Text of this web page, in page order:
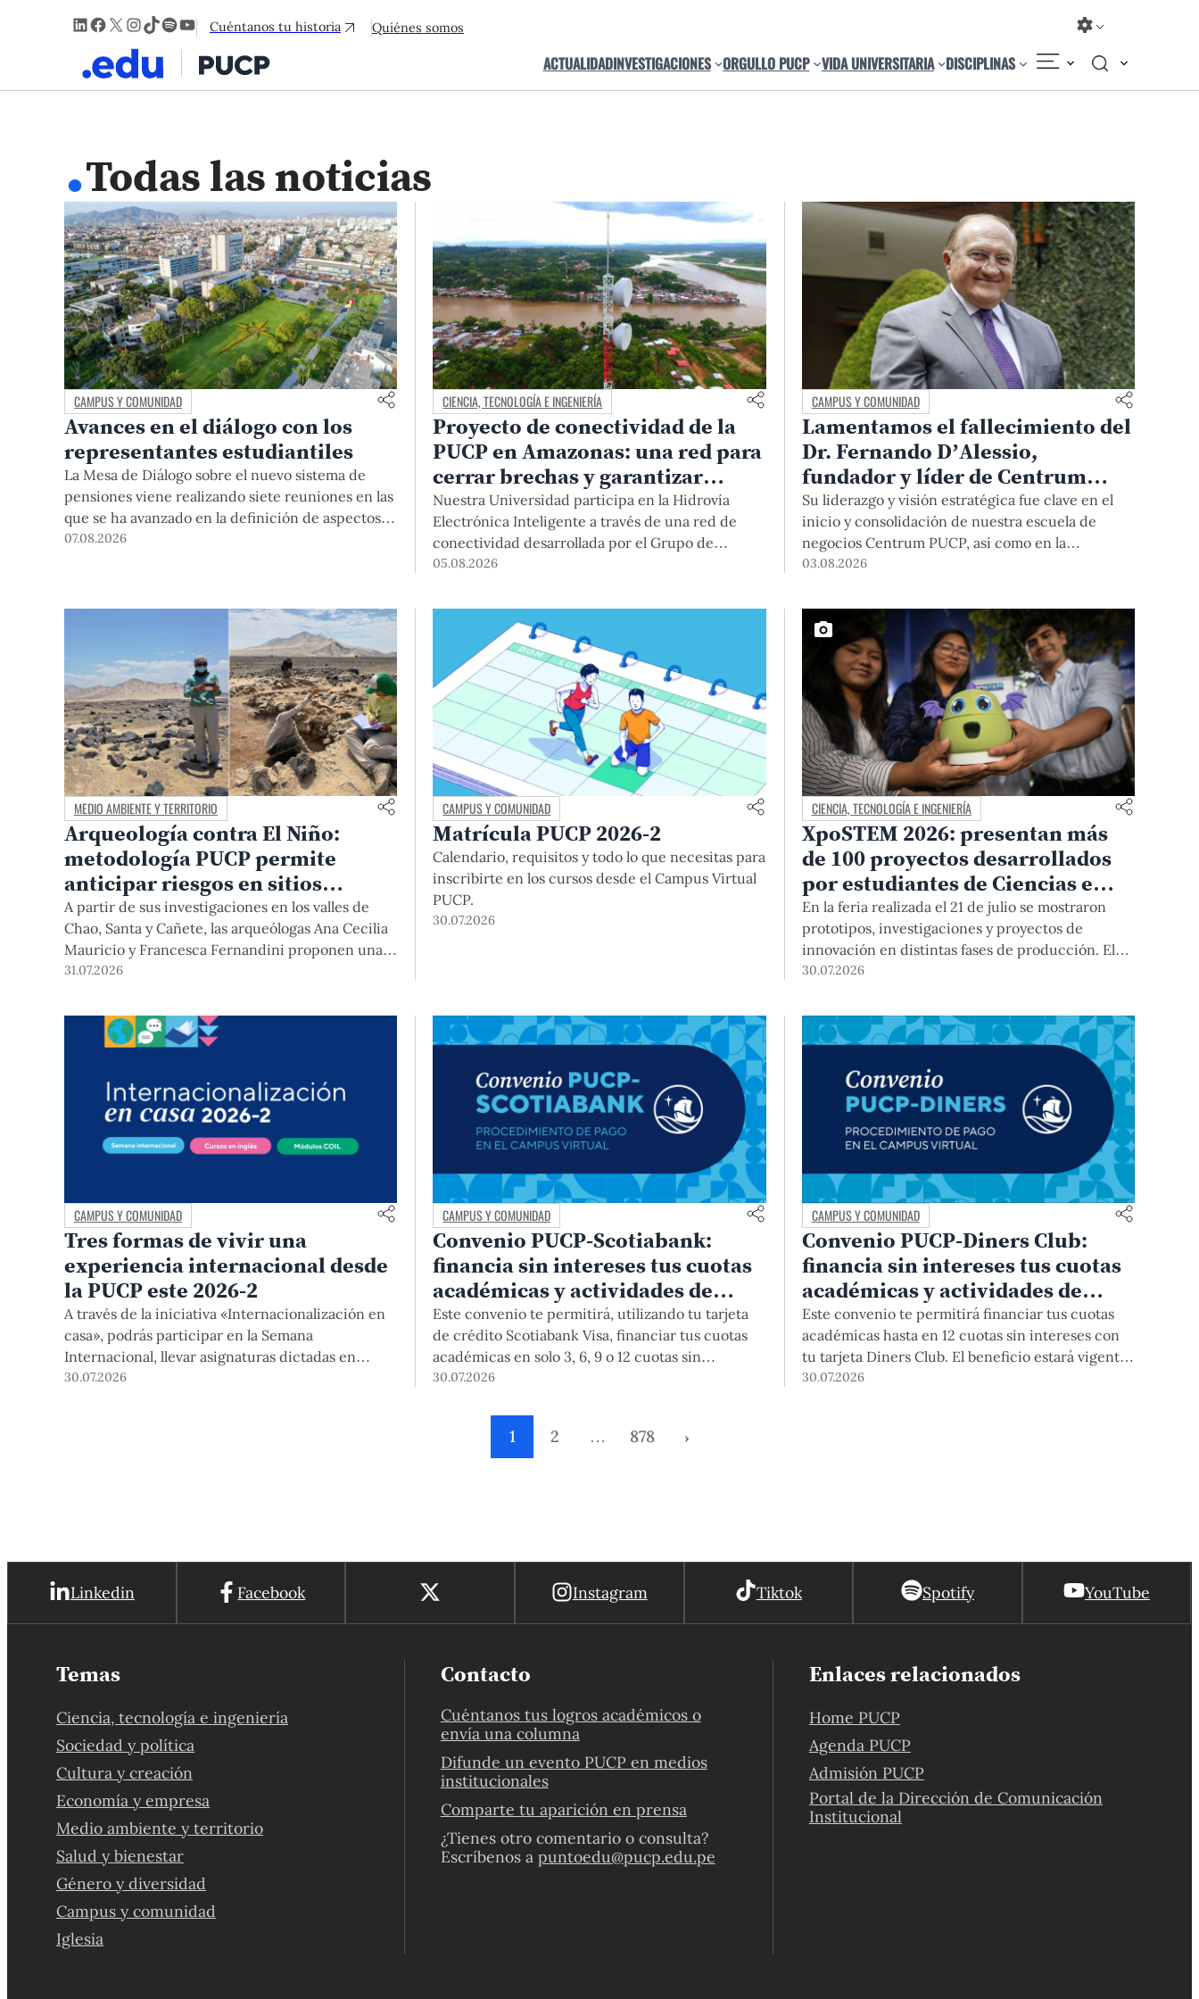
LinkedIn
Facebook
X Instagram
TikTok
Spotify
YouTube
Cuéntanos tu historia Quiénes somos
ACTUALIDADINVESTIGACIONES ORGULLO PUCP VIDA UNIVERSITARIA DISCIPLINAS
.Todas las noticias
CAMPUS Y COMUNIDAD
Avances en el diálogo con los
representantes estudiantiles
La Mesa de Diálogo sobre el nuevo sistema de
pensiones viene realizando siete reuniones en las
que se ha avanzado en la definición de aspectos
clave para su desarrollo.
07.08.2026
CIENCIA, TECNOLOGÍA E INGENIERÍA
Proyecto de conectividad de la
PUCP en Amazonas: una red para
cerrar brechas y garantizar
derechos
Nuestra Universidad participa en la Hidrovía
Electrónica Inteligente a través de una red de
conectividad desarrollada por el Grupo de
Telecomunicaciones Rurales (GTR-PUCP) desde
desarrollo de esta red, sus aportes a la salud y la
educación de la zona, así como los alcances de la
intervención de la PUCP en el proyecto.
05.08.2026
CAMPUS Y COMUNIDAD
Lamentamos el fallecimiento del
Dr. Fernando D’Alessio,
fundador y líder de Centrum
PUCP
Su liderazgo y visión estratégica fue clave en el
inicio y consolidación de nuestra escuela de
negocios Centrum PUCP, así como en la
formación de profesionales empresariales
Universidad agradece el aporte del vicealmirante
AP (r) Dr. Fernando D'Alessio (1944-2026).
03.08.2026
MEDIO AMBIENTE Y TERRITORIO
Arqueología contra El Niño:
metodología PUCP permite
anticipar riesgos en sitios
arqueológicos
A partir de sus investigaciones en los valles de
Chao, Santa y Cañete, las arqueólogas Ana Cecilia
Mauricio y Francesca Fernandini proponen una
herramienta de bajo costo que combina datos
geográfica y trabajo de campo para identificar
sitios arqueológicos vulnerables ante lluvias,
asociados al fenómeno de El Niño.
31.07.2026
CAMPUS Y COMUNIDAD
Matrícula PUCP 2026-2
Calendario, requisitos y todo lo que necesitas para
inscribirte en los cursos desde el Campus Virtual
PUCP.
30.07.2026
CIENCIA, TECNOLOGÍA E INGENIERÍA
XpoSTEM 2026: presentan más
de 100 proyectos desarrollados
por estudiantes de Ciencias e
Ingeniería PUCP orientados a
atender necesidades del país
En la feria realizada el 21 de julio se mostraron
prototipos, investigaciones y proyectos de
innovación en distintas fases de producción. El
encuentro mostró cómo el conocimiento
concretos del Perú en salud, robótica,
inteligencia artificial, sostenibilidad y sectores
30.07.2026
CAMPUS Y COMUNIDAD
Tres formas de vivir una
experiencia internacional desde
la PUCP este 2026-2
A través de la iniciativa «Internacionalización en
casa», podrás participar en la Semana
Internacional, llevar asignaturas dictadas en
inglés, y acceder a módulos COIL junto con
30.07.2026
CAMPUS Y COMUNIDAD
Convenio PUCP-Scotiabank:
financia sin intereses tus cuotas
académicas y actividades de
educación continua
Este convenio te permitirá, utilizando tu tarjeta
de crédito Scotiabank Visa, financiar tus cuotas
académicas en solo 3, 6, 9 o 12 cuotas sin
intereses. Este beneficio está vigente hasta el 31
pregrado, posgrado, así como deudas de ciclos
anteriores, trámites académicos, diplomaturas,
programas, cursos o talleres de educación
30.07.2026
CAMPUS Y COMUNIDAD
Convenio PUCP-Diners Club:
financia sin intereses tus cuotas
académicas y actividades de
educación continua
Este convenio te permitirá financiar tus cuotas
académicas hasta en 12 cuotas sin intereses con
tu tarjeta Diners Club. El beneficio estará vigente
hasta el 31 de diciembre del 2026 para pregrado y
30.07.2026
1 2 … 878 ›
Linkedin Facebook Instagram Tiktok Spotify YouTube
Temas
Ciencia, tecnología e ingeniería
Sociedad y política
Cultura y creación
Economía y empresa
Medio ambiente y territorio
Salud y bienestar
Género y diversidad
Campus y comunidad
Iglesia
Contacto
Cuéntanos tus logros académicos o
envía una columna
Difunde un evento PUCP en medios
institucionales
Comparte tu aparición en prensa
¿Tienes otro comentario o consulta?
Escríbenos a puntoedu@pucp.edu.pe
Enlaces relacionados
Home PUCP
Agenda PUCP
Admisión PUCP
Portal de la Dirección de Comunicación
Institucional